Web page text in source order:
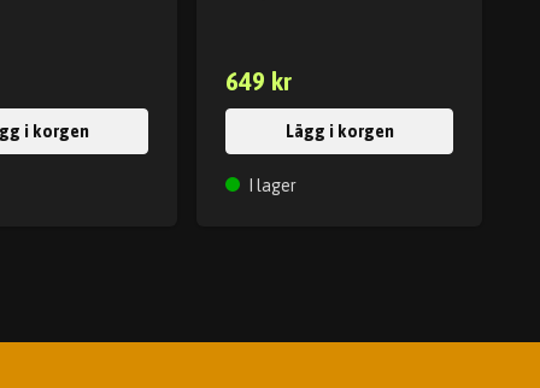
i korgen
649 kr
Lägg i korgen
I lager